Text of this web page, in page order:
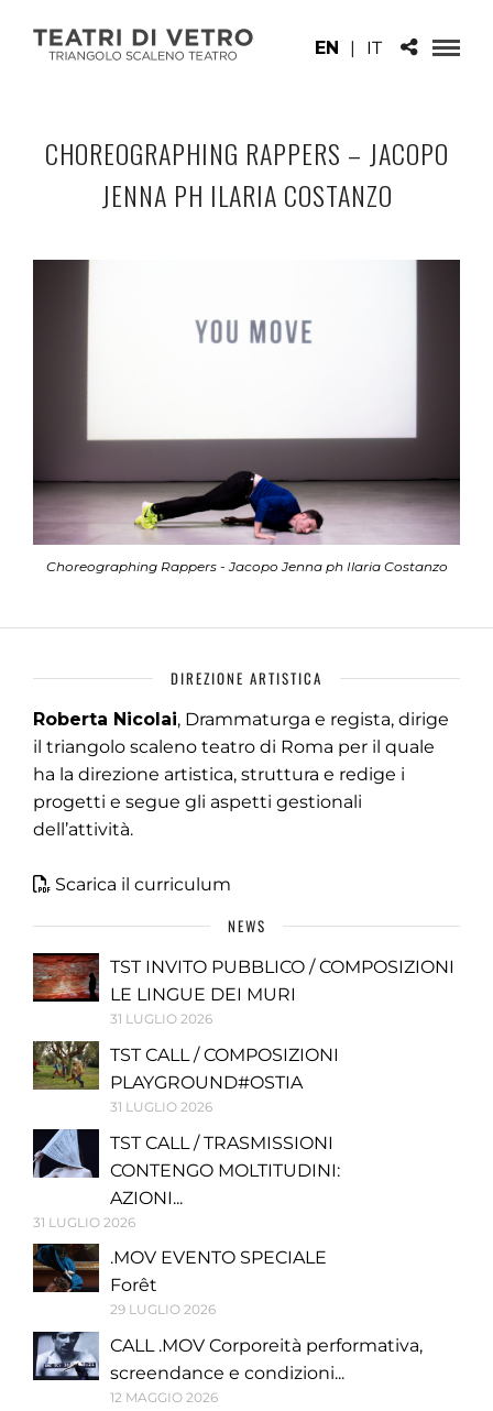
EN | IT
CHOREOGRAPHING RAPPERS – JACOPO
JENNA PH ILARIA COSTANZO
Choreographing Rappers - Jacopo Jenna ph Ilaria Costanzo
DIREZIONE ARTISTICA
Roberta Nicolai, Drammaturga e regista, dirige
il triangolo scaleno teatro di Roma per il quale
ha la direzione artistica, struttura e redige i
progetti e segue gli aspetti gestionali
dell’attività.
Scarica il curriculum
NEWS
TST INVITO PUBBLICO / COMPOSIZIONI
LE LINGUE DEI MURI
31 LUGLIO 2026
TST CALL / COMPOSIZIONI
PLAYGROUND#OSTIA
31 LUGLIO 2026
TST CALL / TRASMISSIONI
CONTENGO MOLTITUDINI:
AZIONI...
31 LUGLIO 2026
.MOV EVENTO SPECIALE
Forêt
29 LUGLIO 2026
CALL .MOV Corporeità performativa,
screendance e condizioni...
12 MAGGIO 2026